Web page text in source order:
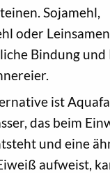
Sojamehl,
oder
Bindung
ist
das beim
und eine
aufweist,